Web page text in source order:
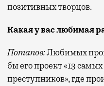
позитивных творцов.
Какая у вас любимая
Потапов:Любимых
бы его проект «13
преступников», где